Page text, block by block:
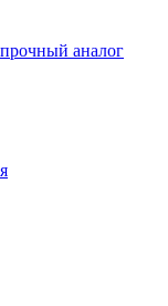
аналог